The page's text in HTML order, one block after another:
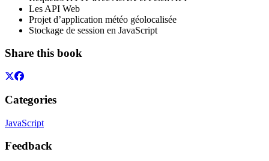
Les API Web
Projet d’application météo géolocalisée
Stockage de session en JavaScript
Share this book
Categories
JavaScript
Feedback